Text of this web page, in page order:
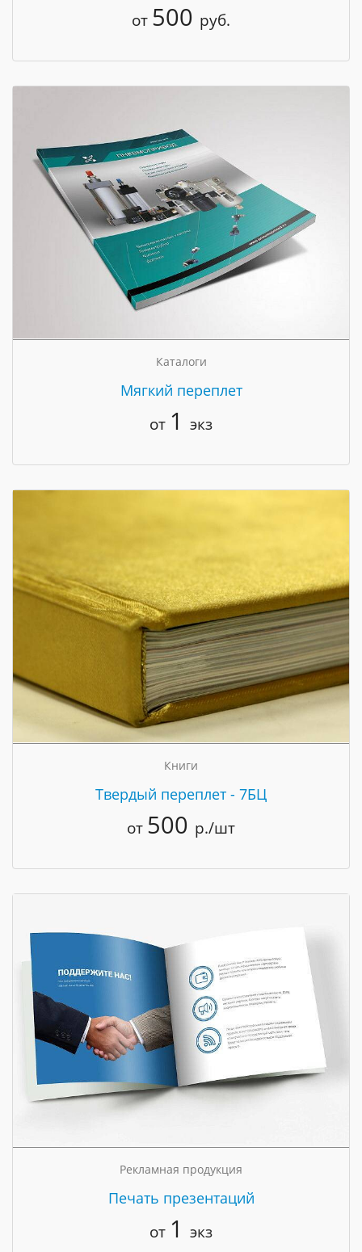
от 500 руб.
Каталоги
Мягкий переплет
от 1 экз
Книги
Твердый переплет - 7БЦ
от 500 р./шт
Рекламная продукция
Печать презентаций
от 1 экз